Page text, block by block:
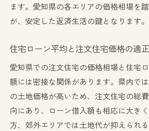
ます。愛知県の各エリアの価格相場を
が、安定した返済生活の鍵となります。
住宅ローン平均と注文住宅価格の適
愛知県での注文住宅の価格相場と住宅
額には密接な関係があります。県内で
の土地価格が高いため、注文住宅の総
向にあり、ローン借入額も相応に大き
方、郊外エリアでは土地代が抑えられ